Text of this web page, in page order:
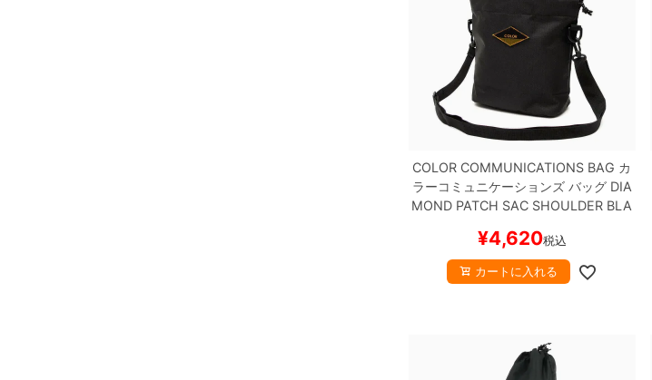
COLOR COMMUNICATIONS BAG カ
ラーコミュニケーションズバッグDIA
MOND PATCH SAC SHOULDER BLA
¥4,620税込
カートに入れる